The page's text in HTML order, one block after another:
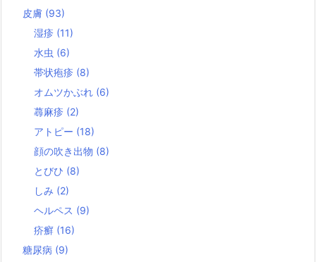
皮膚 (93)
湿疹 (11)
水虫 (6)
帯状疱疹 (8)
オムツかぶれ (6)
蕁麻疹 (2)
アトピー (18)
顔の吹き出物 (8)
とびひ (8)
しみ (2)
ヘルペス (9)
疥癬 (16)
糖尿病 (9)